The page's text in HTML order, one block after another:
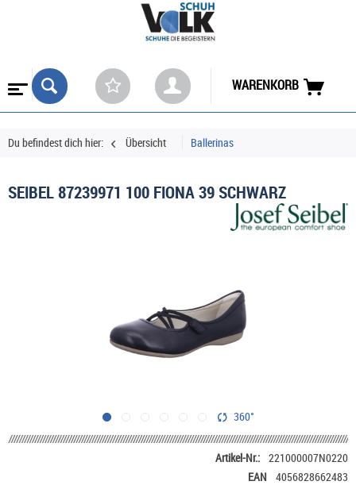
WARENKORB
Du befindest dich hier: Übersicht Ballerinas
SEIBEL 87239971 100 FIONA 39 SCHWARZ
360°
Artikel-Nr.: 221000007N0220
EAN
4056828662483